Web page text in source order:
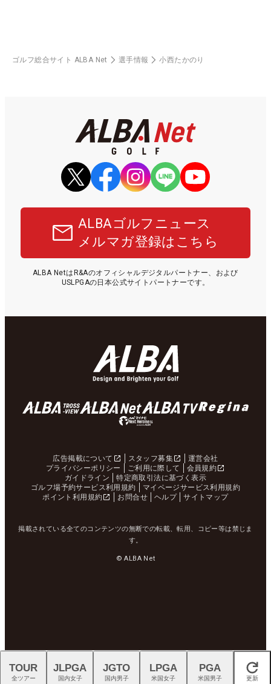
ゴルフ総合サイト ALBA Net 選手情報 小西たかのり
ALBAゴルフニュース
メルマガ登録はこちら
ALBA NetはR&Aのオフィシャルデジタルパートナー、および
USLPGAの日本公式サイトパートナーです。
広告掲載について スタッフ募集
運営会社
プライバシーポリシー
ご利用に際して
会員規約
ガイドライン
特定商取引法に基づく表示
ゴルフ場予約サービス利用規約
マイページサービス利用規約
ポイント利用規約
お問合せ ヘルプ サイトマップ
掲載されている全てのコンテンツの無断での転載、転用、コピー等は禁じま
す。
© ALBA Net
閉じる
TOUR
全ツアー
JLPGA
国内女子
JGTO
国内男子
LPGA
米国女子
PGA
米国男子 更新